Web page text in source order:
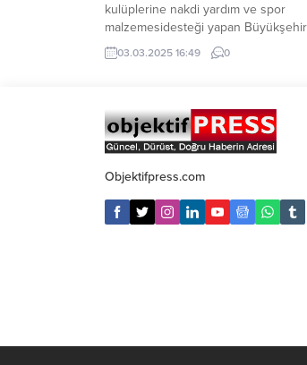
kulüplerine nakdi yardım ve spor
malzemesidesteği yapan Büyükşehir
Belediyesi, bu yıl da desteklerini
sürdürdü. 24 farklı branştan170
Büyükşehir Belediye Başkanı Ayşe
Ünlüce, “Gençlerimizi spora teşvik
etmeyi,şehrimize yeni spor alanları
kazandırmayı ve amatör...
03.03.2025 16:49 0
Objektifpress.com